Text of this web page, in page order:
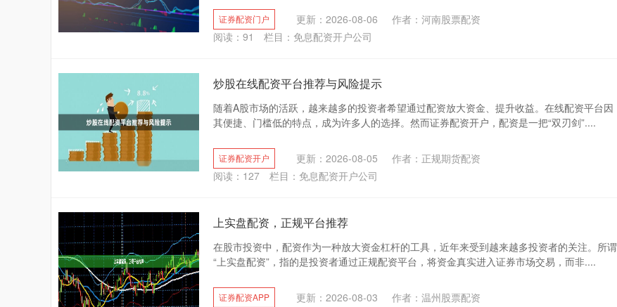
证券配资门户 更新：2026-08-06
作者：河南股票配资
阅读： 91 栏目： 免息配资开户公司
炒股在线配资平台推荐与风险提示
随着A股市场的活跃，越来越多的投资者希望通过配资放大资金、提升收益。在线配资平台因
其便捷、门槛低的特点，成为许多人的选择。然而证券配资开户，配资是一把“双刃剑”....
证券配资开户 更新：2026-08-05
作者：正规期货配资
阅读： 127 栏目： 免息配资开户公司
上实盘配资，正规平台推荐
在股市投资中，配资作为一种放大资金杠杆的工具，近年来受到越来越多投资者的关注。所谓
“上实盘配资”，指的是投资者通过正规配资平台，将资金真实进入证券市场交易，而非....
证券配资APP 更新：2026-08-03
作者：温州股票配资